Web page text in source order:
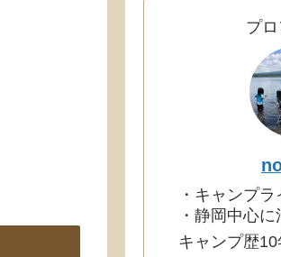
プ
・キャンプ
・静岡中心に
キャンプ歴